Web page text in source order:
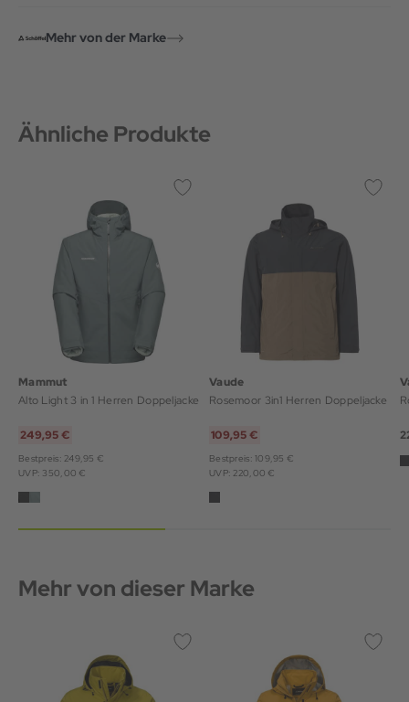
Mehr von der Marke
Ähnliche Produkte
Mammut
Alto Light 3 in 1 Herren Doppeljacke
249,95 €
Bestpreis: 249,95 €
UVP: 350,00 €
Vaude
Rosemoor 3in1 Herren Doppeljacke
109,95 €
Bestpreis: 109,95 €
UVP: 220,00 €
Mehr von dieser Marke